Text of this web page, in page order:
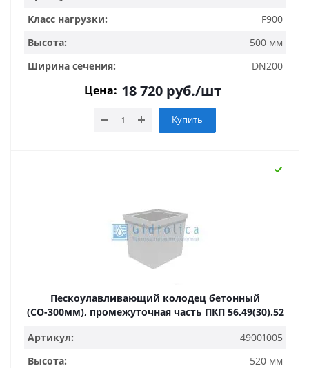
Класс нагрузки:
F900
Высота:
500 мм
Ширина сечения:
DN200
Цена: 18 720 руб./шт
Купить
Пескоулавливающий колодец бетонный
(СО-300мм), промежуточная часть ПКП 56.49(30).52
Артикул:
49001005
Высота:
520 мм